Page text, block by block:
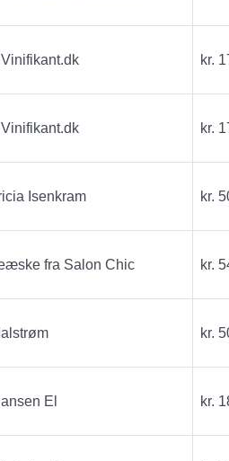
kr.
kr.
Isenkram kr.
fra Salon Chic kr.
kr.
El kr.